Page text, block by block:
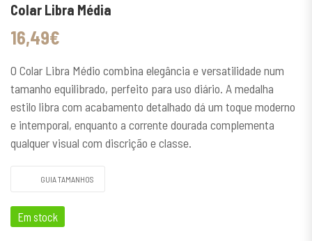
Colar Libra Média
16,49€
O Colar Libra Médio combina elegância e versatilidade num
tamanho equilibrado, perfeito para uso diário. A medalha
estilo libra com acabamento detalhado dá um toque moderno
e intemporal, enquanto a corrente dourada complementa
qualquer visual com discrição e classe.
GUIA TAMANHOS
Em stock